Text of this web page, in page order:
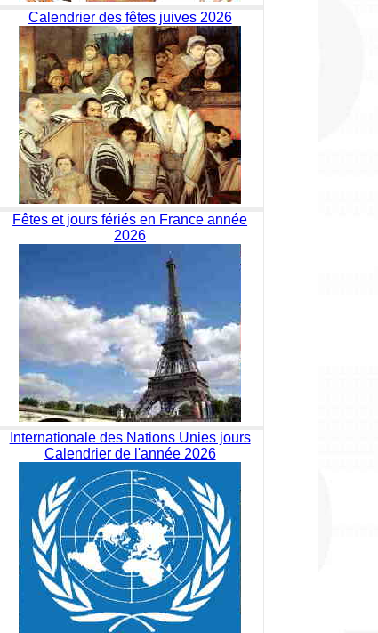
Calendrier des fêtes juives 2026
Fêtes et jours fériés en France année
2026
Internationale des Nations Unies jours
Calendrier de l'année 2026